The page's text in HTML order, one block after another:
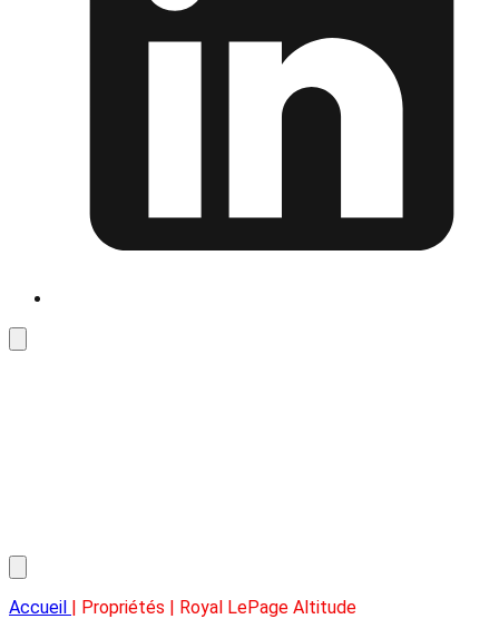
Accueil | Propriétés | Royal LePage Altitude